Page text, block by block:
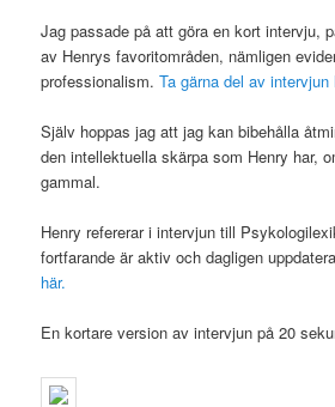
Jag passade på att göra en kort intervju,
av Henrys favoritområden, nämligen
professionalism.Ta gärna del av intervjun
Själv hoppas jag att jag kan bibehålla
den intellektuella skärpa som Henry har,
gammal.
Henry refererar i intervjun till
fortfarande är aktiv och dagligen
här.
En kortare version av intervjun på 20